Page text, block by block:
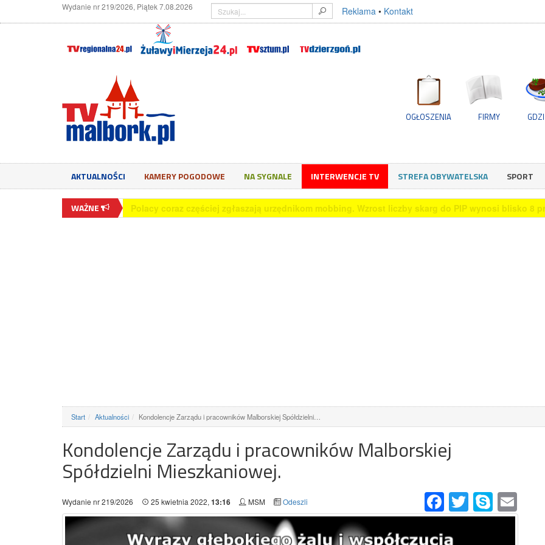
Wydanie nr 219/2026, Piątek 7.08.2026 Reklama • Kontakt
OGŁOSZENIA FIRMY
AKTUALNOŚCI KAMERY POGODOWE NA SYGNALE INTERWENCJE TV STREFA OBYWATELSKA SPORT
WAŻNE 65,5 proc. młodych Polaków wykorzystuje sztuczną inteligencję przy podejmowaniu decyzji
Start Aktualności Kondolencje Zarządu i pracowników Malborskiej Spółdzielni…
Kondolencje Zarządu i pracowników Malborskiej
Spółdzielni Mieszkaniowej.
FacebookTwitter Skype
Wydanie nr 219/2026 25 kwietnia 2022, 13:16 MSM Odeszli